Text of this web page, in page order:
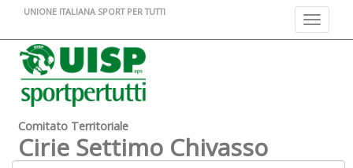
Toggle
UNIONE ITALIANA SPORT PER TUTTI
Comitato Territoriale
Cirie Settimo Chivasso